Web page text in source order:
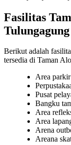
Fasilitas
Tulungagung
Berikut adalah
tersedia di Taman
Area
Pusat
Bangku
Area
Area
Arena
Areana